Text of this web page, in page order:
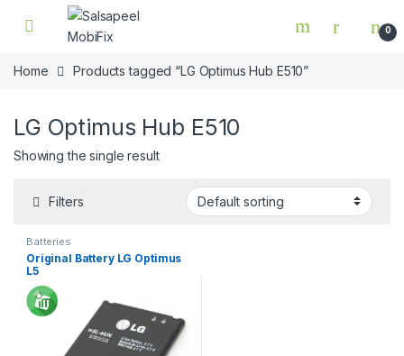
Skip to navigation
Skip to content
0
Home Products tagged “LG Optimus Hub E510”
LG Optimus Hub E510
Showing the single result
Filters
Batteries
Original Battery LG Optimus
L5